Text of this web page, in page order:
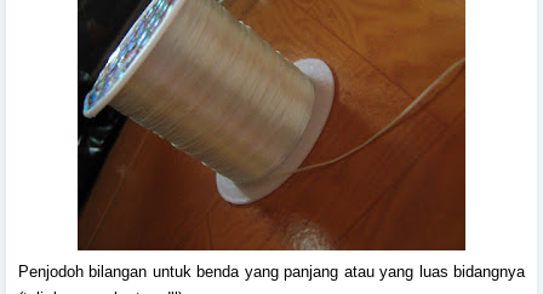
Penjodoh bilangan untuk benda yang panjang atau yang luas bidangnya